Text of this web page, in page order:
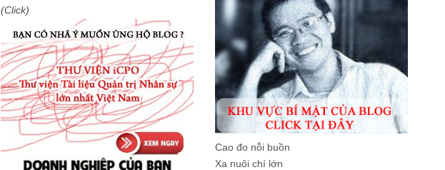
(Click)
Cao đo nỗi buồn
Xa nuôi chí lớn